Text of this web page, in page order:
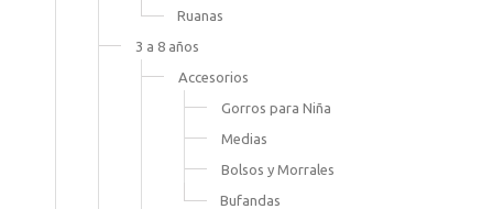
Ruanas
3 a 8 años
Accesorios
Gorros para Niña
Medias
Bolsos y Morrales
Bufandas